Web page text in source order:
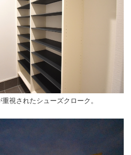
視されたシューズクローク。